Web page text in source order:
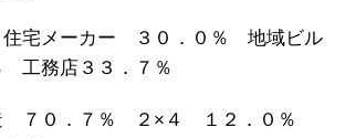
宅メーカー ３０．０％ 地域ビル
工務店３３．７％
７０．７％ ２×４ １２．０％